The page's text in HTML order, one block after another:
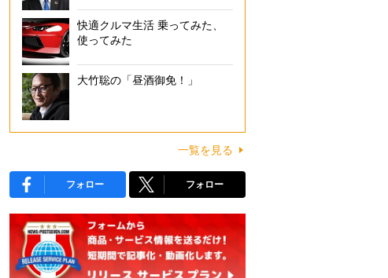
快適クルマ生活 乗ってみた、
使ってみた
大竹聡の「昼酒御免！」
一覧を見る
フォロー フォロー